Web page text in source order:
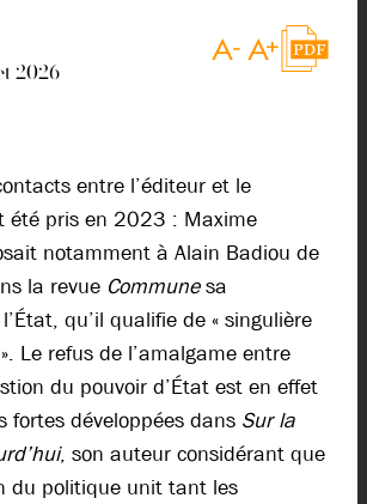
2026
entre l’éditeur et le
été pris en 2023 : Maxime
notamment à Alain Badiou de
la revue Communesa
qu’il qualifie de « singulière
Le refus de l’amalgame entre
du pouvoir d’État est en effet
fortes développées dans Sur la
, son auteur considérant que
du politique unit tant les